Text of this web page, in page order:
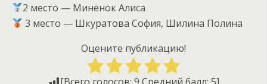
2 место — Миненок Алиса
3 место — Шкуратова София, Шилина Полина
Оцените публикацию!